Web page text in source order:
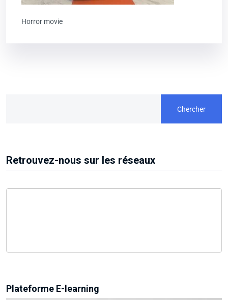
Horror movie
Chercher
Retrouvez-nous sur les réseaux
Plateforme E-learning